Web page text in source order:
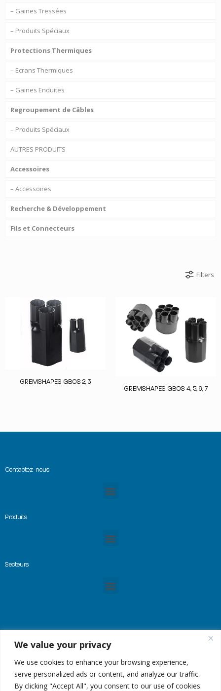
We value your privacy
We use cookies to enhance your browsing experience,
serve personalized ads or content, and analyze our traffic.
By clicking "Accept All", you consent to our use of cookies.
– Gaines Tressées
– Produits Spéciaux
Protections Thermiques
– Ecrans Thermiques
– Gaines Enduites
Regroupement de Câbles
– Produits Spéciaux
AUTRES PRODUITS
Accessoires
– Accessoires
Recherche & Développement
Fils et Connecteurs
Filters
GREMSHAPES GBOS 2, 3
GREMSHAPES GBOS 4, 5, 6, 7
Contactez-nous
Produits
Secteurs
© Copyright 2023 -GREMTEK, Tous droits réservés |
| Site